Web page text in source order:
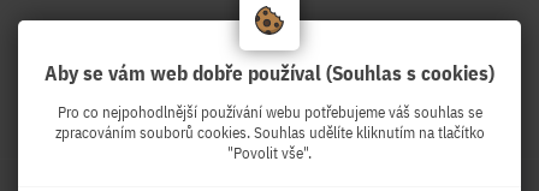
Naposled přidané hodnocení:
Ověřený zákazník
Ověřený zákazník
Aby se vám web dobře používal (Souhlas s cookies)
Pro co nejpohodlnější používání webu potřebujeme váš souhlas se
zpracováním souborů cookies. Souhlas udělíte kliknutím na tlačítko
"Povolit vše".